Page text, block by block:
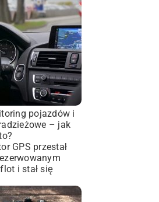
pojazdów i
– jak
GPS przestał
i stał się